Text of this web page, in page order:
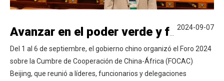
Del 1 al 6 de septiembre, el gobierno chino organizó el Foro 2024
sobre la Cumbre de Cooperación de China-África (FOCAC)
Beijing, que reunió a líderes, funcionarios y delegaciones
2024-09-07